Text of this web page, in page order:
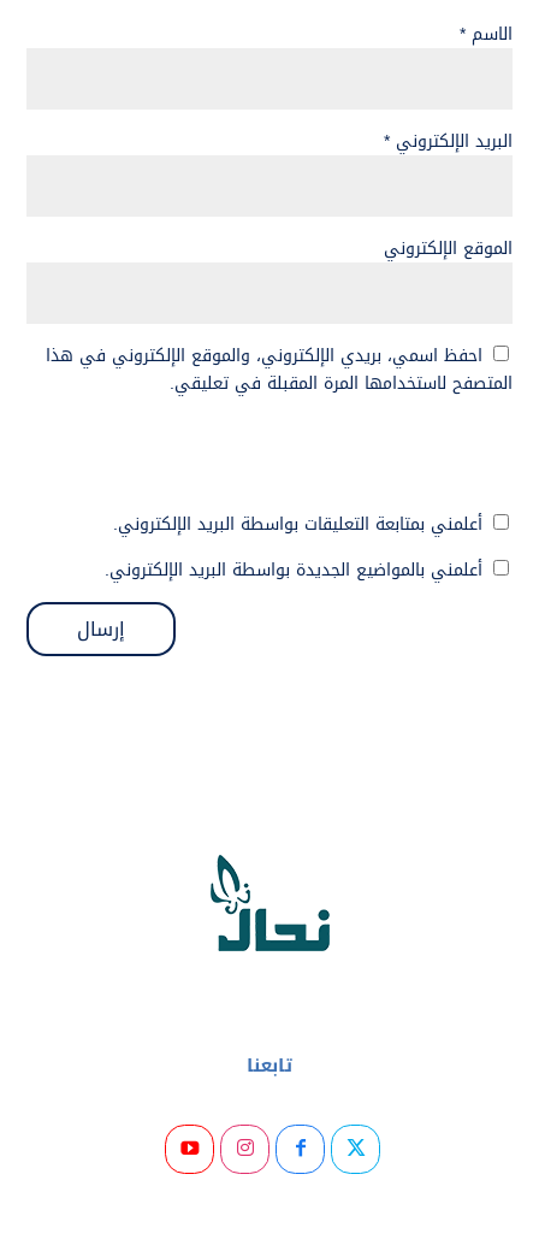
الاسم*
البريد الإلكتروني *
الموقع الإلكتروني
احفظ اسمي، بريدي الإلكتروني، والموقع الإلكتروني في هذا
المتصفح لاستخدامها المرة المقبلة في تعليقي.
أعلمني بمتابعة التعليقات بواسطة البريد الإلكتروني.
أعلمني بالمواضيع الجديدة بواسطة البريد الإلكتروني.
تابعنا